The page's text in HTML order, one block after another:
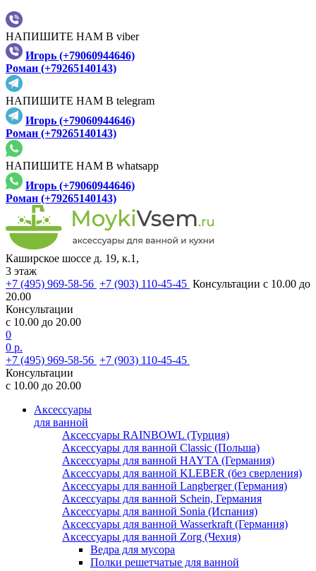
НАПИШИТЕ НАМ В viber
Игорь (+79060944646)
Роман (+79265140143)
НАПИШИТЕ НАМ В telegram
Игорь (+79060944646)
Роман (+79265140143)
НАПИШИТЕ НАМ В whatsapp
Игорь (+79060944646)
Роман (+79265140143)
Каширское шоссе д. 19, к.1,
3 этаж
+7 (495) 969-58-56 +7 (903) 110-45-45 Консультации с 10.00 до
20.00
Консультации
с 10.00 до 20.00
0
0 р.
+7 (495) 969-58-56 +7 (903) 110-45-45
Консультации
с 10.00 до 20.00
Аксессуары
для ванной
Аксессуары RAINBOWL (Турция)
Аксессуары для ванной Classic (Польша)
Аксессуары для ванной HAYTA (Германия)
Аксессуары для ванной KLEBER (без сверления)
Аксессуары для ванной Langberger (Германия)
Аксессуары для ванной Schein, Германия
Аксессуары для ванной Sonia (Испания)
Аксессуары для ванной Wasserkraft (Германия)
Аксессуары для ванной Zorg (Чехия)
Ведра для мусора
Полки решетчатые для ванной